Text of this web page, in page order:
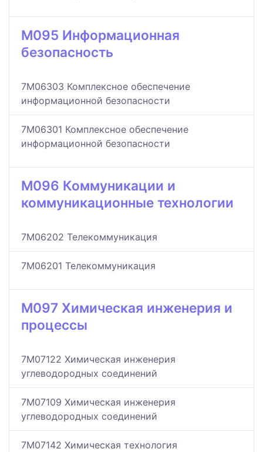
M095 Информационная
безопасность
7M06303 Комплексное обеспечение
информационной безопасности
7M06301 Комплексное обеспечение
информационной безопасности
M096 Коммуникации и
коммуникационные технологии
7M06202 Телекоммуникация
7M06201 Телекоммуникация
M097 Химическая инженерия и
процессы
7M07122 Химическая инженерия
углеводородных соединений
7M07109 Химическая инженерия
углеводородных соединений
7M07142 Химическая технология